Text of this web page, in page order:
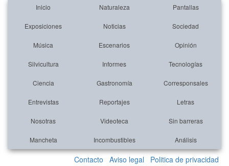
Inicio Naturaleza Pantallas
Exposiciones Noticias Sociedad
Música Escenarios Opinión
Silvicultura Informes Tecnologías
Ciencia Gastronomía Corresponsales
Entrevistas Reportajes Letras
Nosotras Videoteca Sin barreras
Mancheta Incombustibles Análisis
Contacto Aviso legal Politica de privacidad